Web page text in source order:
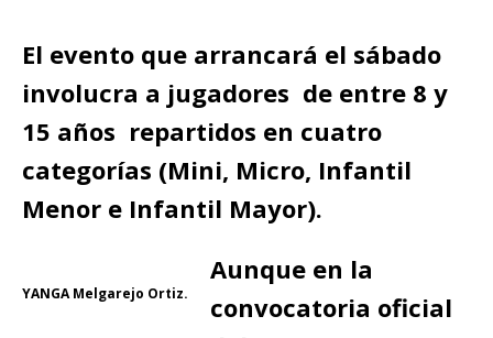
El evento que arrancará el sábado
involucra a jugadores de entre 8 y
15 años repartidos en cuatro
categorías (Mini, Micro, Infantil
Menor e Infantil Mayor).
YANGA Melgarejo Ortiz.
Aunque en la
convocatoria oficial